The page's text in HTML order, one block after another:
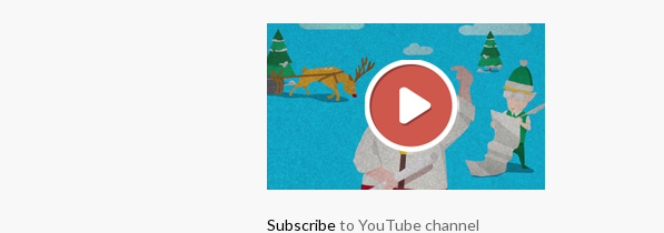
Subscribeto YouTube channel